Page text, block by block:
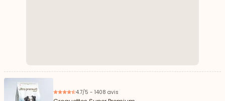
4.7/5 - 1408 avis